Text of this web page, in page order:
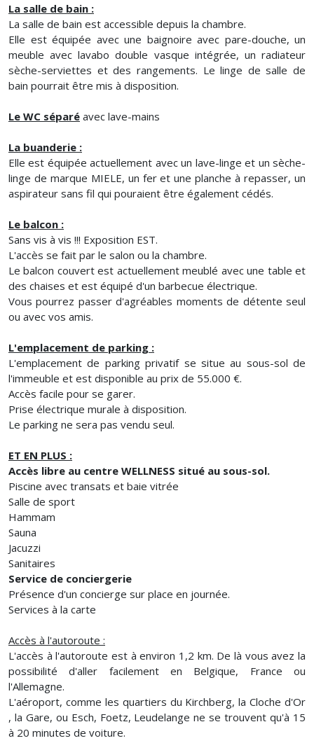
La salle de bain :
La salle de bain est accessible depuis la chambre.
Elle est équipée avec une baignoire avec pare-douche, un
meuble avec lavabo double vasque intégrée, un radiateur
sèche-serviettes et des rangements. Le linge de salle de
bain pourrait être mis à disposition.
Le WC séparé avec lave-mains
La buanderie :
Elle est équipée actuellement avec un lave-linge et un sèche-
linge de marque MIELE, un fer et une planche à repasser, un
aspirateur sans fil qui pouraient être également cédés.
Le balcon :
Sans vis à vis !!! Exposition EST.
L'accès se fait par le salon ou la chambre.
Le balcon couvert est actuellement meublé avec une table et
des chaises et est équipé d'un barbecue électrique.
Vous pourrez passer d'agréables moments de détente seul
ou avec vos amis.
L'emplacement de parking :
L'emplacement de parking privatif se situe au sous-sol de
l'immeuble et est disponible au prix de 55.000 €.
Accès facile pour se garer.
Prise électrique murale à disposition.
Le parking ne sera pas vendu seul.
ET EN PLUS :
Accès libre au centre WELLNESS situé au sous-sol.
Piscine avec transats et baie vitrée
Salle de sport
Hammam
Sauna
Jacuzzi
Sanitaires
Service de conciergerie
Présence d'un concierge sur place en journée.
Services à la carte
Accès à l'autoroute :
L'accès à l'autoroute est à environ 1,2 km. De là vous avez la
possibilité d'aller facilement en Belgique, France ou
l'Allemagne.
L'aéroport, comme les quartiers du Kirchberg, la Cloche d'Or
, la Gare, ou Esch, Foetz, Leudelange ne se trouvent qu'à 15
à 20 minutes de voiture.